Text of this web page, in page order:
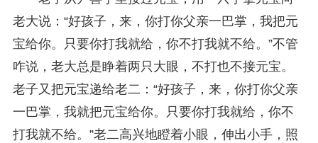
老大说：“好孩子，来，你打你父亲一巴掌，我把元
宝给你。只要你打我就给，你不打我就不给。”不管
咋说，老大总是睁着两只大眼，不打也不接元宝。
老子又把元宝递给老二：“好孩子，来，你打你父亲
一巴掌，我就把元宝给你。只要你打我就给，你不
打我就不给。”老二高兴地瞪着小眼，伸出小手，照